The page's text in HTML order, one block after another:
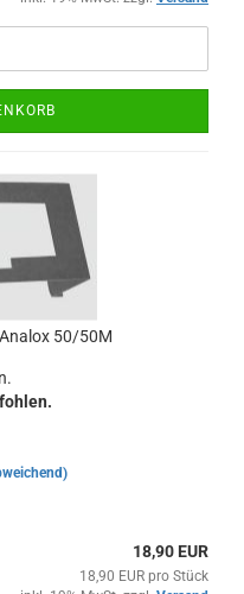
50/50M
18,90 EUR
18,90 EUR pro Stück